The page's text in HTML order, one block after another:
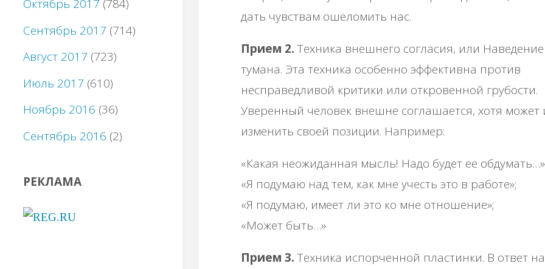
дать чувствам ошеломить нас.
Прием 2.Техника внешнего согласия, или Наведение
тумана. Эта техника особенно эффективна против
несправедливой критики или откровенной грубости.
Уверенный человек внешне соглашается, хотя может
изменить своей позиции. Например:
«Какая неожиданная мысль! Надо будет ее
«Я подумаю над тем, как мне учесть это в работе»;
«Я подумаю, имеет ли это ко мне отношение»;
«Может быть…»
Прием 3.Техника испорченной пластинки. В ответ на
Октябрь 2017 (784)
Сентябрь 2017 (714)
Август 2017 (723)
Июль 2017 (610)
Ноябрь 2016 (36)
Сентябрь 2016 (2)
РЕКЛАМА